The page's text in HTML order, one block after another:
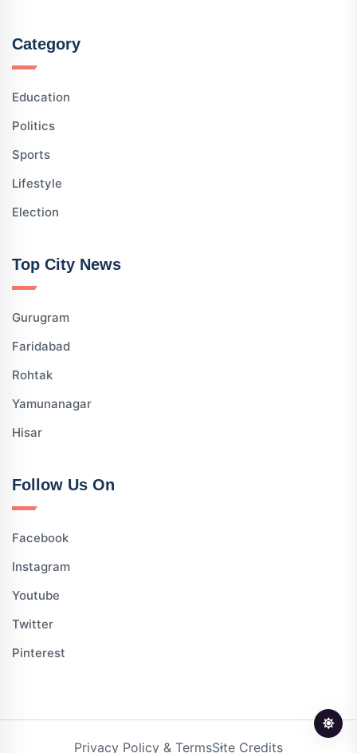
Category
Education
Politics
Sports
Lifestyle
Election
Top City News
Gurugram
Faridabad
Rohtak
Yamunanagar
Hisar
Follow Us On
Facebook
Instagram
Youtube
Twitter
Pinterest
Privacy Policy & TermsSite Credits